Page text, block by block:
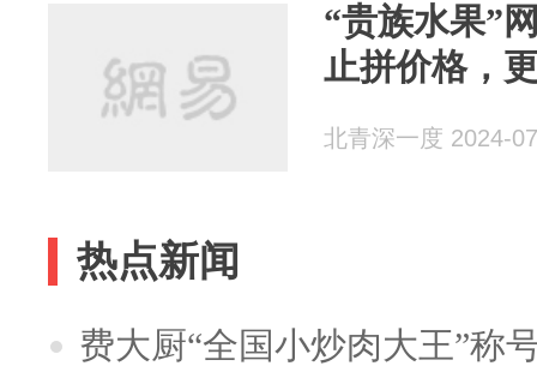
“贵族水果”
止拼价格，
北青深一度 2024-
热点新闻
费大厨“全国小炒肉大王”称